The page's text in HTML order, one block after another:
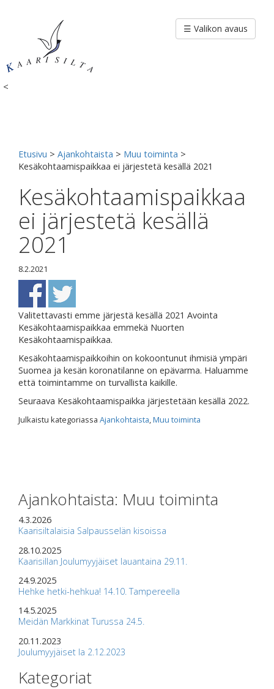
<
☰ Valikon avaus
Etusivu > Ajankohtaista > Muu toiminta >
Kesäkohtaamispaikkaa ei järjestetä kesällä 2021
Kesäkohtaamispaikkaa
ei järjestetä kesällä
2021
8.2.2021
Valitettavasti emme järjestä kesällä 2021 Avointa
Kesäkohtaamispaikkaa emmekä Nuorten
Kesäkohtaamispaikkaa.
Kesäkohtaamispaikkoihin on kokoontunut ihmisiä ympäri
Suomea ja kesän koronatilanne on epävarma. Haluamme
että toimintamme on turvallista kaikille.
Seuraava Kesäkohtaamispaikka järjestetään kesällä 2022.
Julkaistu kategoriassa Ajankohtaista,Muu toiminta
Ajankohtaista: Muu toiminta
4.3.2026
Kaarisiltalaisia Salpausselän kisoissa
28.10.2025
Kaarisillan Joulumyyjäiset lauantaina 29.11.
24.9.2025
Hehke hetki-hehkua! 14.10. Tampereella
14.5.2025
Meidän Markkinat Turussa 24.5.
20.11.2023
Joulumyyjäiset la 2.12.2023
Kategoriat